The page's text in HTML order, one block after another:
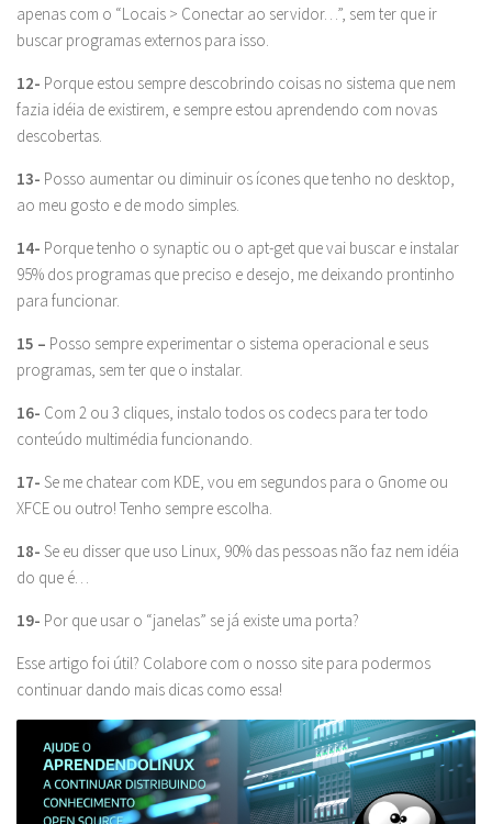
apenas com o “Locais > Conectar ao servidor…”, sem ter que ir
buscar programas externos para isso.
12- Porque estou sempre descobrindo coisas no sistema que nem
fazia idéia de existirem, e sempre estou aprendendo com novas
descobertas.
13- Posso aumentar ou diminuir os ícones que tenho no desktop,
ao meu gosto e de modo simples.
14- Porque tenho o synaptic ou o apt-get que vai buscar e instalar
95% dos programas que preciso e desejo, me deixando prontinho
para funcionar.
15 – Posso sempre experimentar o sistema operacional e seus
programas, sem ter que o instalar.
16- Com 2 ou 3 cliques, instalo todos os codecs para ter todo
conteúdo multimédia funcionando.
17- Se me chatear com KDE, vou em segundos para o Gnome ou
XFCE ou outro! Tenho sempre escolha.
18- Se eu disser que uso Linux, 90% das pessoas não faz nem idéia
do que é…
19- Por que usar o “janelas” se já existe uma porta?
Esse artigo foi útil? Colabore com o nosso site para podermos
continuar dando mais dicas como essa!